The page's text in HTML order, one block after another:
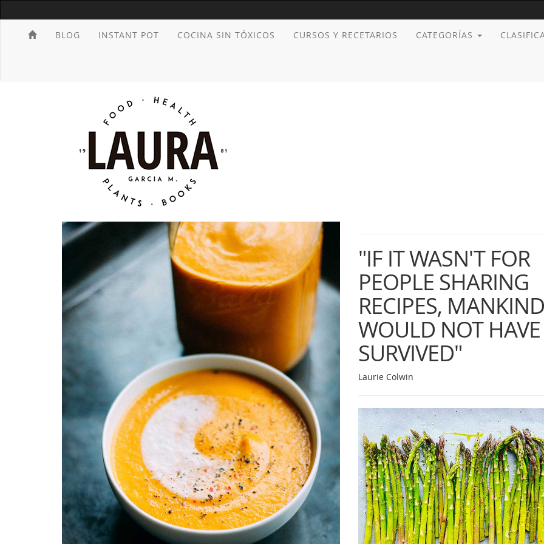
BLOG INSTANT POT COCINA SIN TÓXICOS CURSOS Y RECETARIOS CATEGORÍAS
"IF IT WASN'T FOR
PEOPLE SHARING
RECIPES, MANKIND
WOULD NOT HAVE
SURVIVED"
Laurie Colwin